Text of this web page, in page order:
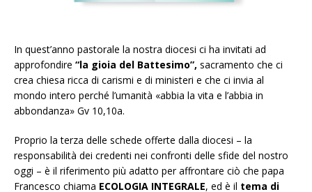
In quest’anno pastorale la nostra diocesi ci ha invitati ad
approfondire “la gioia del Battesimo”, sacramento che ci
crea chiesa ricca di carismi e di ministeri e che ci invia al
mondo intero perché l’umanità «abbia la vita e l’abbia in
abbondanza» Gv 10,10a.
Proprio la terza delle schede offerte dalla diocesi – la
responsabilità dei credenti nei confronti delle sfide del nostro
oggi – è il riferimento più adatto per affrontare ciò che papa
Francesco chiama ECOLOGIA INTEGRALE, ed è il tema di